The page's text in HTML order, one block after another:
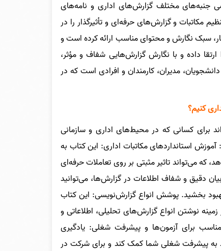
جنبه‌های مختلف گزارش‌های اداری و نامه‌های
مکاتبات و گزارش‌های حرفه‌ای و تأثیرگذار را در
سبک نگارش و محتوای مناسب ارائه کرده است و
داده و با نگارش گزارش‌هایی شفاف و مؤثر،
مدیران، کارمندان و افرادی است که در
کنیم؟
برای کسانی که در محیط‌های اداری و سازمانی
استانداردهای مکاتبات اداری: این کتاب به
که می‌تواند تاثیر مثبتی بر روی تعاملات حرفه‌ای
دقیق و شفاف اطلاعات در گزارش‌ها، می‌توانید
بخشید. پوشش انواع گزارش‌نویسی: این کتاب
نوشتن انواع گزارش‌های تحلیلی، اطلاعاتی و
برای آزمون‌ها و پیشرفت شغلی: یادگیری
به پیشرفت شغلی شما کمک کند و برای شرکت در